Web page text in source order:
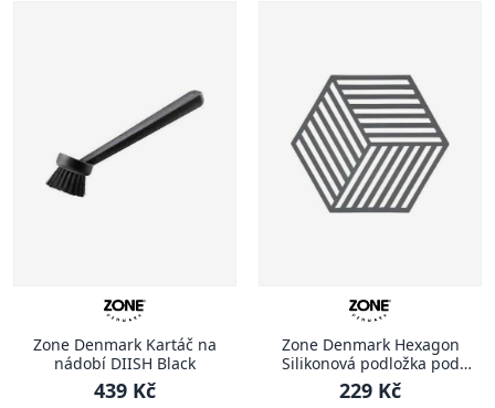
Zone Denmark Kartáč na
nádobí DIISH Black
439 Kč
Zone Denmark Hexagon
Silikonová podložka pod
hrnec 1 ks, tmavě šedá
229 Kč